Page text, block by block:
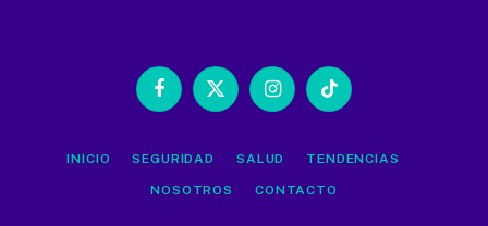
Facebook
X
InstagramTikTok
INICIO SEGURIDAD SALUD TENDENCIAS
NOSOTROS CONTACTO